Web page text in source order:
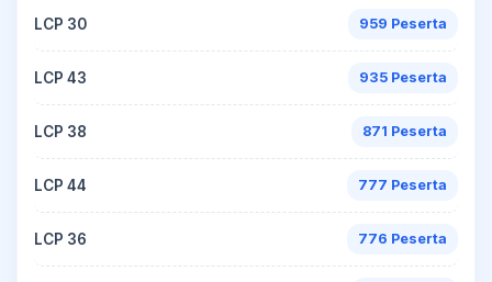
LCP 30 959 Peserta
LCP 43 935 Peserta
LCP 38 871 Peserta
LCP 44 777 Peserta
LCP 36 776 Peserta